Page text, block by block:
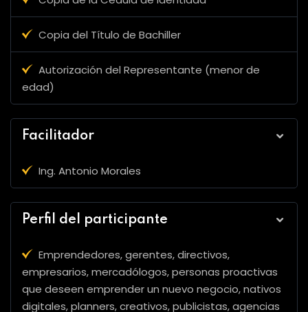
Copia del Título de Bachiller
Autorización del Representante (menor de
edad)
Facilitador
Ing. Antonio Morales
Perfil del participante
Emprendedores, gerentes, directivos,
empresarios, mercadólogos, personas proactivas
que deseen emprender un nuevo negocio, nativos
digitales, planners, creativos, publicistas, agencias